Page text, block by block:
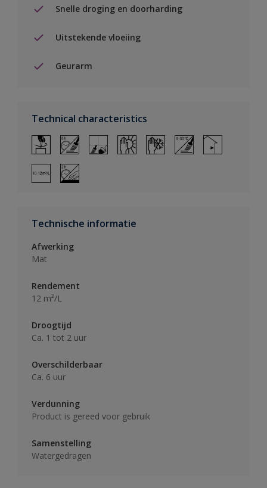
Snelle droging en doorharding
Uitstekende vloeiing
Geurarm
Technical characteristics
Technische informatie
Afwerking
Mat
Rendement
12 m²/L
Droogtijd
Ca. 1 tot 2 uur
Overschilderbaar
Ca. 6 uur
Verdunning
Product is gereed voor gebruik
Samenstelling
Watergedragen